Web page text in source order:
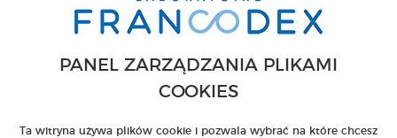
PANEL ZARZĄDZANIA PLIKAMI
COOKIES
Ta witryna używa plików cookie i pozwala wybrać na które chcesz